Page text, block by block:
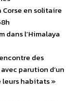
Corse en solitaire
dans l’Himalaya
des
parution d’un
leurs habitats »